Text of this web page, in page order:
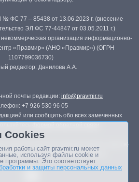
№ ФС 77 – 85438 от 13.06.2023 г. (внесение
ЭЛ ФС 77-44847 от 03.05.2011 г.)
организация информационно-
«Правмир» (АНО «Правмир») (ОГРН
1107799036730)
редактор: Данилова А.А.
почты редакции: info@pravmir.ru
+7 926 530 96 05
или сообщить обо всех замеченных
сайта в печатных изданиях (книгах, прессе)
с письменного разрешения редакции.
работы сайт pravmir.ru может
используя файлы cookie и
программы. Это соответствует
и защиты персональных данных